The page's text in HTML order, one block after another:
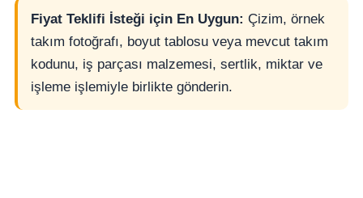
Fiyat Teklifi İsteği için En Uygun: Çizim, örnek
takım fotoğrafı, boyut tablosu veya mevcut takım
kodunu, iş parçası malzemesi, sertlik, miktar ve
işleme işlemiyle birlikte gönderin.